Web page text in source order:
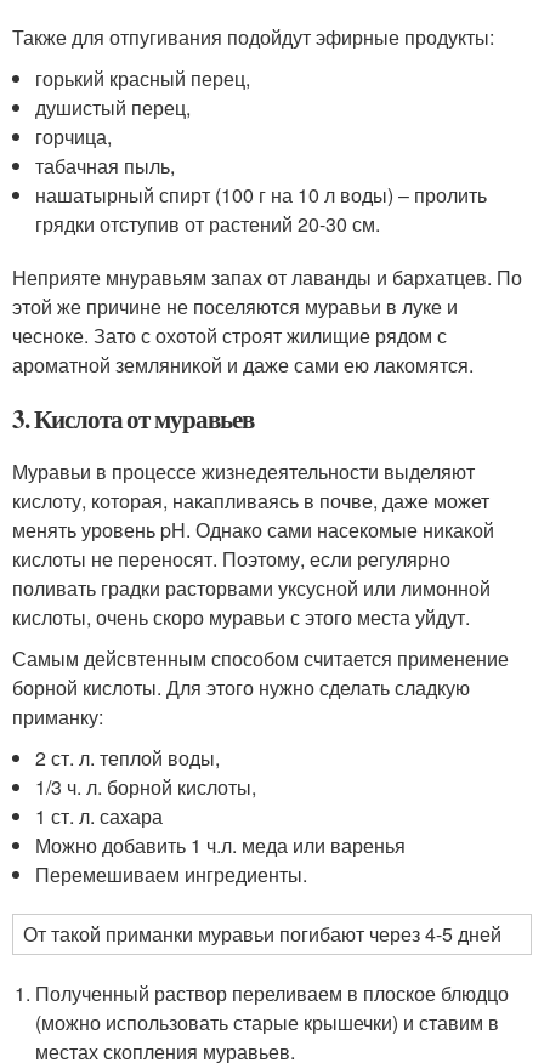
Также для отпугивания подойдут эфирные продукты:
горький красный перец,
душистый перец,
горчица,
табачная пыль,
нашатырный спирт (100 г на 10 л воды) – пролить
грядки отступив от растений 20-30 см.
Неприяте мнуравьям запах от лаванды и бархатцев. По
этой же причине не поселяются муравьи в луке и
чесноке. Зато с охотой строят жилищие рядом с
ароматной земляникой и даже сами ею лакомятся.
3. Кислота от муравьев
Муравьи в процессе жизнедеятельности выделяют
кислоту, которая, накапливаясь в почве, даже может
менять уровень pH. Однако сами насекомые никакой
кислоты не переносят. Поэтому, если регулярно
поливать градки расторвами уксусной или лимонной
кислоты, очень скоро муравьи с этого места уйдут.
Самым дейсвтенным способом считается применение
борной кислоты. Для этого нужно сделать сладкую
приманку:
2 ст. л. теплой воды,
1/3 ч. л. борной кислоты,
1 ст. л. сахара
Можно добавить 1 ч.л. меда или варенья
Перемешиваем ингредиенты.
От такой приманки муравьи погибают через 4-5 дней
Полученный раствор переливаем в плоское блюдцо
(можно использовать старые крышечки) и ставим в
местах скопления муравьев.